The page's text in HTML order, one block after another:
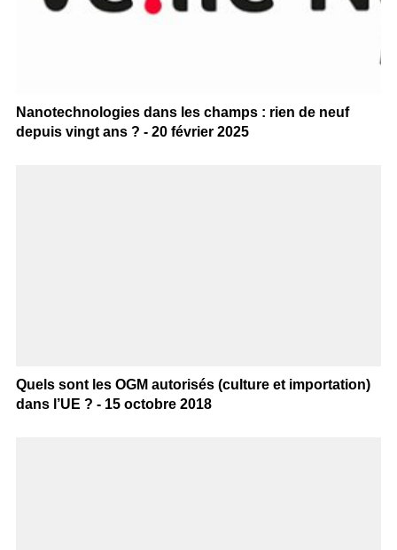
Nanotechnologies dans les champs : rien de neuf
depuis vingt ans ? - 20 février 2025
Quels sont les OGM autorisés (culture et importation)
dans l’UE ? - 15 octobre 2018